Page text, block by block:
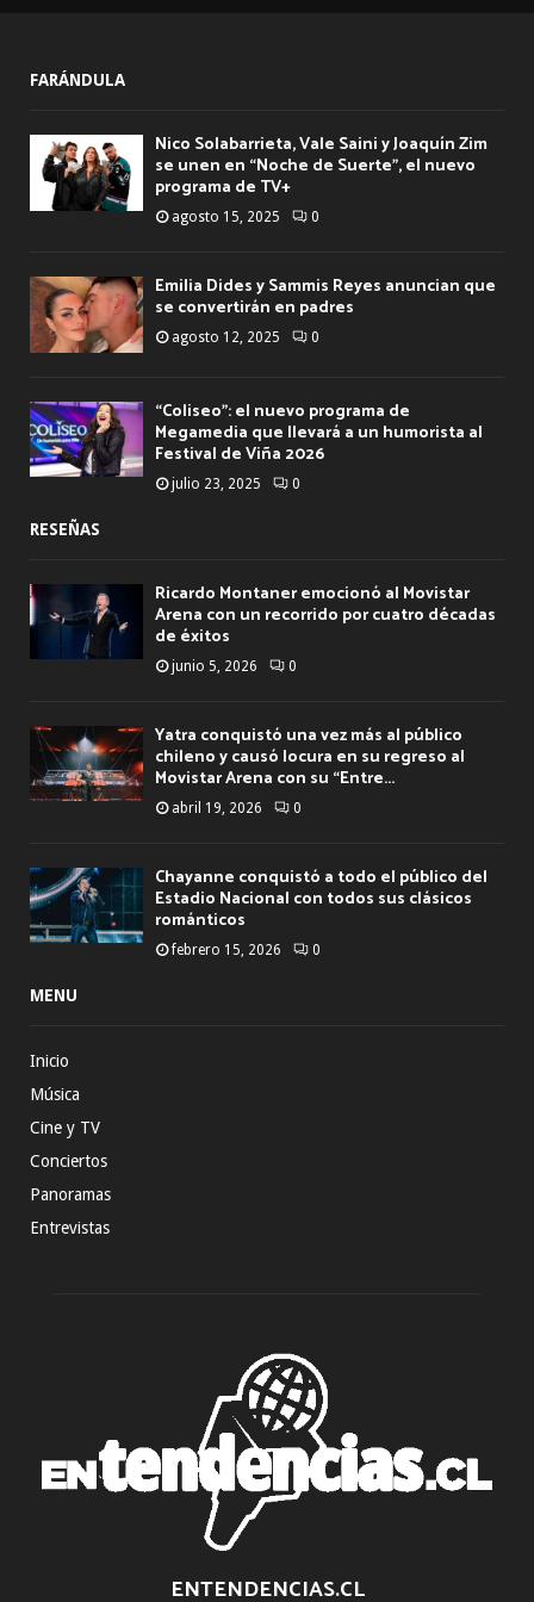
FARÁNDULA
Nico Solabarrieta, Vale Saini y Joaquín Zim
se unen en “Noche de Suerte”, el nuevo
programa de TV+
agosto 15, 2025 0
Emilia Dides y Sammis Reyes anuncian que
se convertirán en padres
agosto 12, 2025 0
“Coliseo”: el nuevo programa de
Megamedia que llevará a un humorista al
Festival de Viña 2026
julio 23, 2025 0
RESEÑAS
Ricardo Montaner emocionó al Movistar
Arena con un recorrido por cuatro décadas
de éxitos
junio 5, 2026 0
Yatra conquistó una vez más al público
chileno y causó locura en su regreso al
Movistar Arena con su “Entre...
abril 19, 2026 0
Chayanne conquistó a todo el público del
Estadio Nacional con todos sus clásicos
románticos
febrero 15, 2026 0
MENU
Inicio
Música
Cine y TV
Conciertos
Panoramas
Entrevistas
ENTENDENCIAS.CL